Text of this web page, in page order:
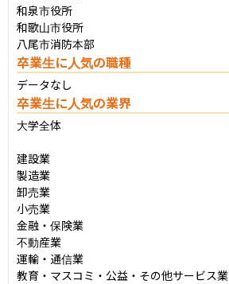
和泉市役所
和歌山市役所
八尾市消防本部
卒業生に人気の職種
データなし
卒業生に人気の業界
大学全体
建設業
製造業
卸売業
小売業
金融・保険業
不動産業
運輸・通信業
教育・マスコミ・公益・その他サービス業